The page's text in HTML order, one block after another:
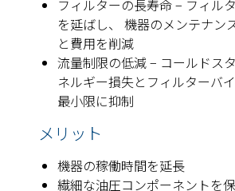
フィルターの長寿命 − フィル
を延ばし、 機器のメンテナン
と費用を削減
流量制限の低減 − コールドス
ネルギー損失とフィルターバ
最小限に抑制
メリット
機器の稼働時間を延長
繊細な油圧コンポーネントを